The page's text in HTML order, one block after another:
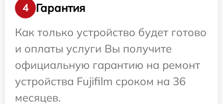
4
Гарантия
Как только устройство будет готово
и оплаты услуги Вы получите
официальную гарантию на ремонт
устройства Fujifilm сроком на 36
месяцев.